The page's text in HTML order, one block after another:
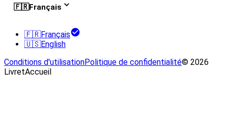
🇫🇷Français
🇫🇷Français
🇺🇸English
Conditions d'utilisationPolitique de confidentialité© 2026
LivretAccueil